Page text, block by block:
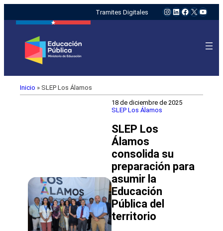
Tramites Digitales Instagram
LinkedIn
Facebook
X
Inicio » SLEP Los Álamos
18 de diciembre de 2025
SLEP Los Álamos
SLEP Los
Álamos
consolida su
preparación para
asumir la
Educación
Pública del
territorio